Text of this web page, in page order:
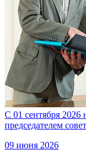
С 01 сентября
председателем
09 июня 2026